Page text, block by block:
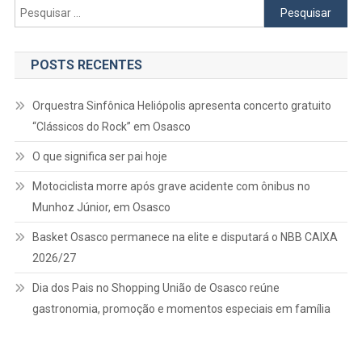
Pesquisar
por:
POSTS RECENTES
Orquestra Sinfônica Heliópolis apresenta concerto gratuito
“Clássicos do Rock” em Osasco
O que significa ser pai hoje
Motociclista morre após grave acidente com ônibus no
Munhoz Júnior, em Osasco
Basket Osasco permanece na elite e disputará o NBB CAIXA
2026/27
Dia dos Pais no Shopping União de Osasco reúne
gastronomia, promoção e momentos especiais em família